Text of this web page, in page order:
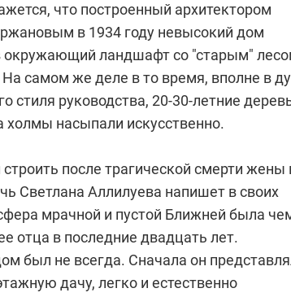
что построенный архитектором
в 1934 году невысокий дом
окружающий ландшафт со "старым"
самом же деле в то время, вполне в
стиля руководства, 20-30-летние
насыпали искусственно.
после трагической смерти жены
Светлана Аллилуева напишет в своих
мрачной и пустой Ближней была
отца в последние двадцать лет.
был не всегда. Сначала он
дачу, легко и естественно